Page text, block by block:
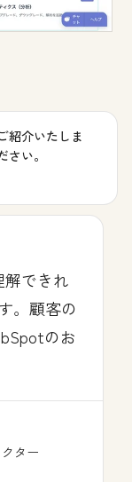
紹介いたしま
い。
できれ
。顧客の
のお
ター